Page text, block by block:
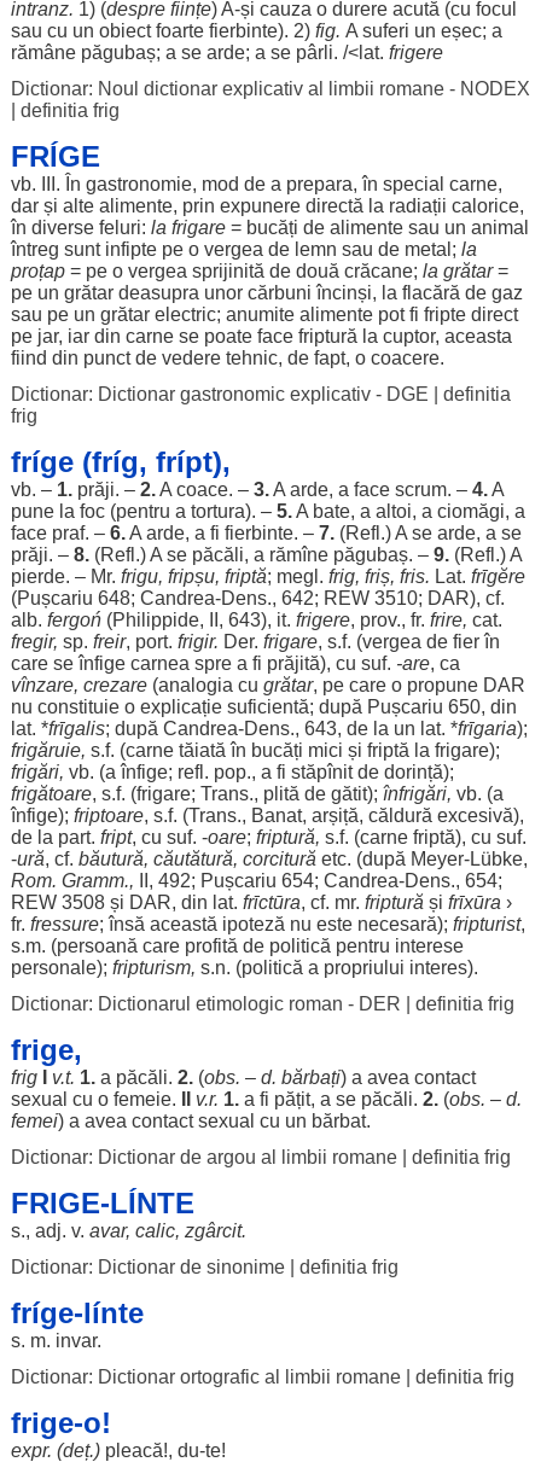
intranz. 1) (despre ființe) A-și cauza o durere acută (cu focul
sau cu un obiect foarte fierbinte). 2)fig. A suferi un eșec; a
rămâne păgubaș; a se arde; a se pârli. /<lat. frigere
Dictionar: Noul dictionar explicativ al limbii romane - NODEX
definitia frig
FRÍGE
vb. III. În gastronomie, mod de a prepara, în special carne,
darși alte alimente, prin expunere directă la radiații calorice,
în diversefeluri: la frigare= bucăți de alimentesau un animal
întreg sunt infiptepe o vergea de lemn sau de metal ; la
proțap= pe o vergea sprijinită de două crăcane; la grătar=
pe un grătar deasupra unor cărbuni încinși, la flacără de gaz
sau pe un grătar electric; anumite alimente potfi fripte direct
pe jar, iardin carnese poate face friptură la cuptor, aceasta
fiind din punctde vedere tehnic, de fapt, o coacere.
Dictionar: Dictionar gastronomic explicativ - DGE
definitia
frig
fríge (fríg, frípt),
vb. – 1. prăji. – 2.A coace. – 3.A arde, a face scrum. – 4.A
pune la foc(pentru a tortura). – 5.A bate, a altoi, a ciomăgi, a
face praf. – 6.A arde, a fi fierbinte. – 7.(Refl.) A se arde, a se
prăji. – 8.(Refl.) A se păcăli, a rămîne păgubaș. – 9.(Refl.) A
pierde. – Mr. frigu, fripșu, friptă; megl. frig, friș, fris. Lat. frῑgĕre
(Pușcariu 648; Candrea-Dens., 642; REW 3510; DAR), cf.
alb. fergoń(Philippide, II, 643), it. frigere, prov., fr. frire, cat.
fregir, sp. freir, port. frigir. Der. frigare, s.f. (vergea de fierîn
care seînfige carnea sprea fi prăjită), cu suf. -are, ca
vînzare, crezare(analogia cu grătar, pe care o propune DAR
nu constituieo explicație suficientă; după Pușcariu 650, din
lat. *frῑgalis; după Candrea-Dens., 643, de la un lat. *frῑgaria);
frigăruie, s.f. (carne tăiată în bucăți mici și friptă la frigare);
frigări, vb. (aînfige; refl. pop., a fi stăpînit de dorință);
frigătoare, s.f. (frigare; Trans., plită de gătit); înfrigări, vb. (a
înfige); friptoare, s.f. (Trans., Banat, arșiță, căldură excesivă),
de la part. fript, cu suf. -oare; friptură, s.f. (carne friptă), cu suf.
-ură, cf. băutură, căutătură, corcitură etc. (după Meyer-Lübke,
Rom. Gramm., II, 492; Pușcariu 654; Candrea-Dens., 654;
REW 3508 și DAR, din lat. frῑctūra, cf. mr. friptură și frῑxūra ›
fr. fressure; însă această ipoteză nu este necesară); fripturist,
s.m. (persoană care profită de politică pentru interese
personale); fripturism, s.n. (politică a propriului interes).
Dictionar: Dictionarul etimologic roman - DER
definitia frig
frige,
frig v.t. 1.a păcăli. 2.(obs. – d. bărbați) a avea contact
sexual cu o femeie. v.r. 1.a fi pățit, a se păcăli. 2.(obs. – d.
femei) a avea contact sexual cu un bărbat.
Dictionar: Dictionar de argou al limbii romane| definitia frig
FRIGE-LÍNTE
s., adj. v. avar, calic, zgârcit.
Dictionar: Dictionar de sinonime| definitia frig
fríge-línte
s. m. invar.
Dictionar: Dictionar ortografic al limbii romane| definitia frig
frige-o!
expr. (deț.) pleacă!, du-te!